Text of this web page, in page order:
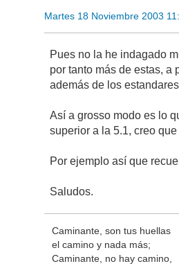
Martes 18 Noviembre 2003
Pues no la he indagado
por tanto más de estas, a
además de los
Así a grosso modo es lo
superior a la 5.1, creo
Por ejemplo así que
Saludos.
Caminante, son tus huellas
el camino y nada más;
Caminante, no hay camino,